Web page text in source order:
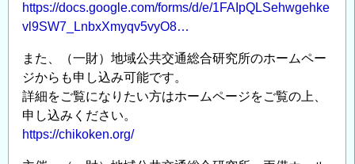
https://docs.google.com/forms/d/e/1FAIpQLSehwgehke
vl9SW7_LnbxXmyqv5vyO8…
また、（一財）地域公共交通総合研究所のホームペー
ジからも申し込み可能です。
詳細をご覧になりたい方はホームページをご覧の上、
申し込みください。
https://chikoken.org/